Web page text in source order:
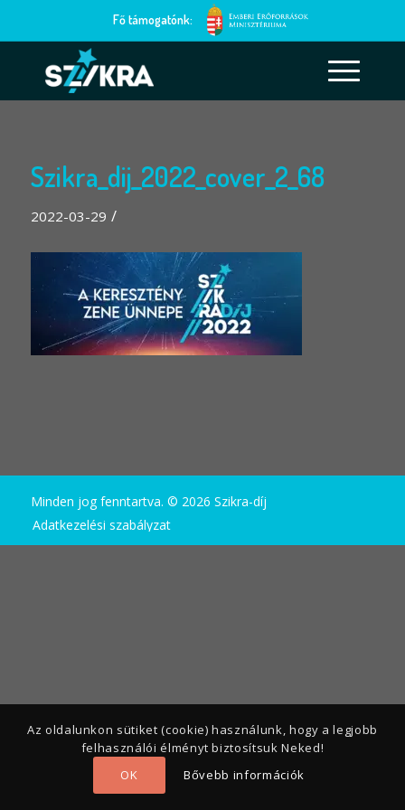
Fő támogatónk:
Szikra_dij_2022_cover_2_68
2022-03-29 /
Minden jog fenntartva. © 2026 Szikra-díj
Adatkezelési szabályzat
Az oldalunkon sütiket (cookie) használunk, hogy a legjobb
felhasználói élményt biztosítsuk Neked!
OK
Bővebb információk